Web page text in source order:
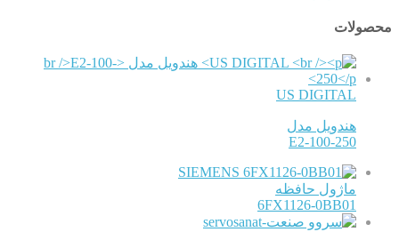
محصولات
US DIGITAL
هندویل مدل
E2-100-250
SIEMENS
ماژول حافظه
6FX1126-0BB01